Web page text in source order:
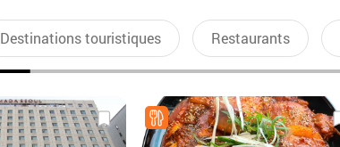
Destinations touristiques Restaurants